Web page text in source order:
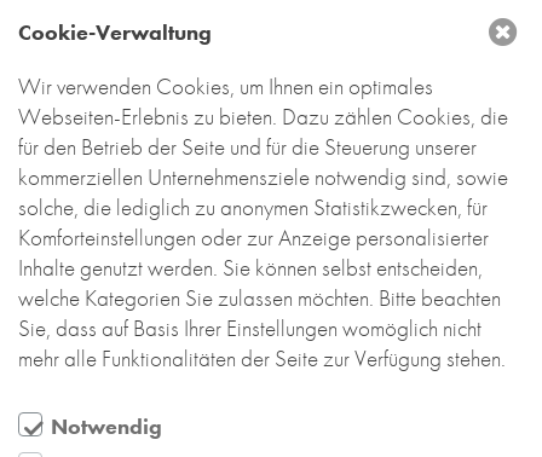
interessanten Sichtbeziehungen und hoher
Aufenthaltsqualität. Die urbane Ziegelfassade mit
den schlanken Vertikalfenstern unterstützt die
Gliederung der an sich großen Baumasse, die
durch Rahmungen, Staffelungen, Unterschneidungen
und Öffnungen ganz selbstverständlich Vorplatz,
Entree, Innenhof und eine Orientierung zur
Standmitte entstehen lässt.
Das oberflächenraue und bedingt saugfähige
Ziegelriemchen verleiht dem Gebäude durch sein
licht- und witterungsbedingtes Farb- und
gleichzeitig wertige Ausstrahlung.
Cookie-Verwaltung
Wir verwenden Cookies, um Ihnen ein optimales
Webseiten-Erlebnis zu bieten. Dazu zählen Cookies, die
für den Betrieb der Seite und für die Steuerung unserer
kommerziellen Unternehmensziele notwendig sind, sowie
solche, die lediglich zu anonymen Statistikzwecken, für
Komforteinstellungen oder zur Anzeige personalisierter
Inhalte genutzt werden. Sie können selbst entscheiden,
welche Kategorien Sie zulassen möchten. Bitte beachten
Sie, dass auf Basis Ihrer Einstellungen womöglich nicht
mehr alle Funktionalitäten der Seite zur Verfügung stehen.
Notwendig